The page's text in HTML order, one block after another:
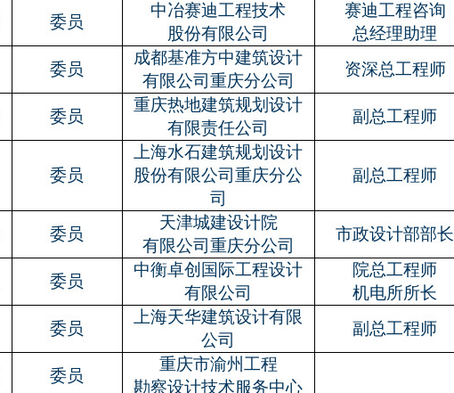
委员
中冶赛迪工程技术
股份有限公司
赛迪工程咨询
总经理助理
委员
成都基准方中建筑设计
有限公司重庆分公司
资深总工程师
委员
重庆热地建筑规划设计
有限责任公司
副总工程师
委员
上海水石建筑规划设计
股份有限公司重庆分公
司
副总工程师
委员
天津城建设计院
有限公司重庆分公司
市政设计部部长
委员
中衡卓创国际工程设计
有限公司
院总工程师
机电所所长
委员
上海天华建筑设计有限
公司
副总工程师
委员
重庆市渝州工程
勘察设计技术服务中心